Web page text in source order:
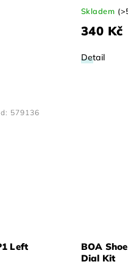
Skladem
340 Kč
Detail
Left
579136
BOA
Dial Kit